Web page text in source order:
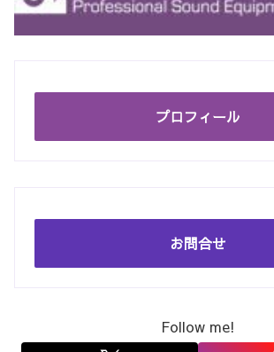
プロフィール
お問合せ
Follow me!